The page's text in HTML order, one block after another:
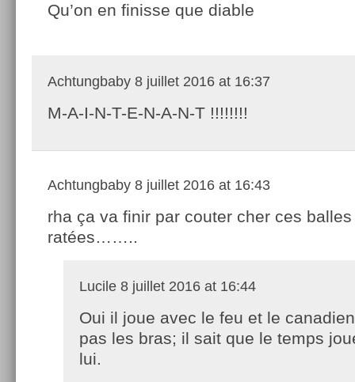
Qu’on en finisse que diable
Achtungbaby 8 juillet 2016 at 16:37
M-A-I-N-T-E-N-A-N-T !!!!!!!!
Achtungbaby 8 juillet 2016 at 16:43
rha ça va finir par couter cher ces
ratées……..
Lucile 8 juillet 2016 at 16:44
Oui il joue avec le feu et le
pas les bras; il sait que le temps
lui.